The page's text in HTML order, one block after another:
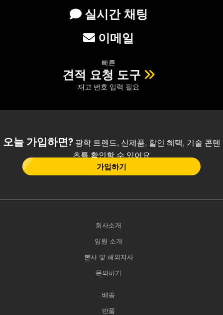
실시간 채팅
이메일
빠른
견적 요청 도구
재고 번호 입력 필요
오늘 가입하면?광학 트렌드, 신제품, 할인 혜택, 기술 콘텐
츠를 확인할 수 있어요
가입하기
회사소개
임원 소개
본사 및 해외지사
문의하기
배송
반품